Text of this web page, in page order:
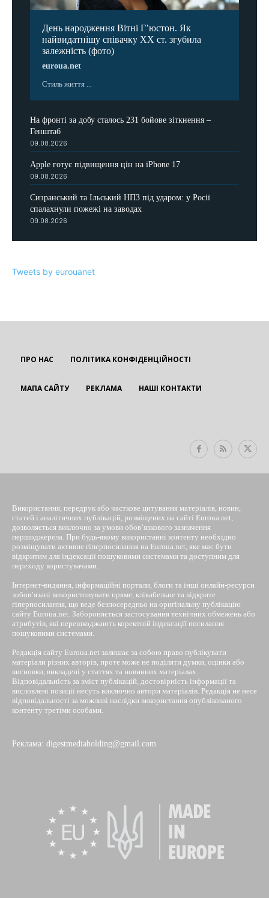
День народження Вітні Гʼюстон. Як
найвидатнішу співачку ХХ ст. згубила
залежність (фото)
euroua.net
Стиль життя ...
На фронті за добу сталось 231 бойове зіткнення –
Генштаб
09.08.2026
Apple готує підвищення цін на iPhone 17
09.08.2026
Сизранський та Ільський НПЗ під ударом: у Росії
спалахнули пожежі на заводах
09.08.2026
Tweets by eurouanet
ПРО НАС ПОЛІТИКА КОНФІДЕНЦІЙНОСТІ
МАПА САЙТУ РЕКЛАМА НАШІ КОНТАКТИ
Використання, передрук або часткове цитування матеріалів, новин,
статей і аналітичних публікацій, розміщених на сайті Euroua.net,
дозволяється виключно за умови обов’язкового зазначення
першоджерела. При будь-якому використанні контенту необхідно
розміщувати активне гіперпосилання на Euroua.net, яке має бути
відкритим для індексації пошуковими системами та доступним для
переходу користувачами.
Інтернет-видання, інформаційні портали, блоги та інші онлайн-ресурси
зобов’язані використовувати пряме, клікабельне та відкрите
гіперпосилання, що веде безпосередньо на оригінальну публікацію
сайту Euroua.net. Забороняється застосування технічних обмежень або
атрибутів, які перешкоджають коректній індексації посилання
пошуковими системами.
Редакція сайту Euroua.net залишає за собою право публікувати
матеріали різних авторів, проте може не поділяти думки, оцінки або
висновки, викладені у статтях та новинних матеріалах.
Відповідальність за зміст публікацій, достовірність інформації та
висловлені позиції несуть виключно автори матеріалів. Редакція не несе
відповідальності за можливі наслідки використання опублікованого
контенту третіми особами.
Реклама: digestmediaholding@gmail.com